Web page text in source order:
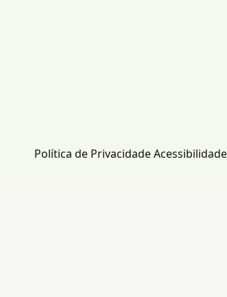
Política de PrivacidadeAcessibilidade